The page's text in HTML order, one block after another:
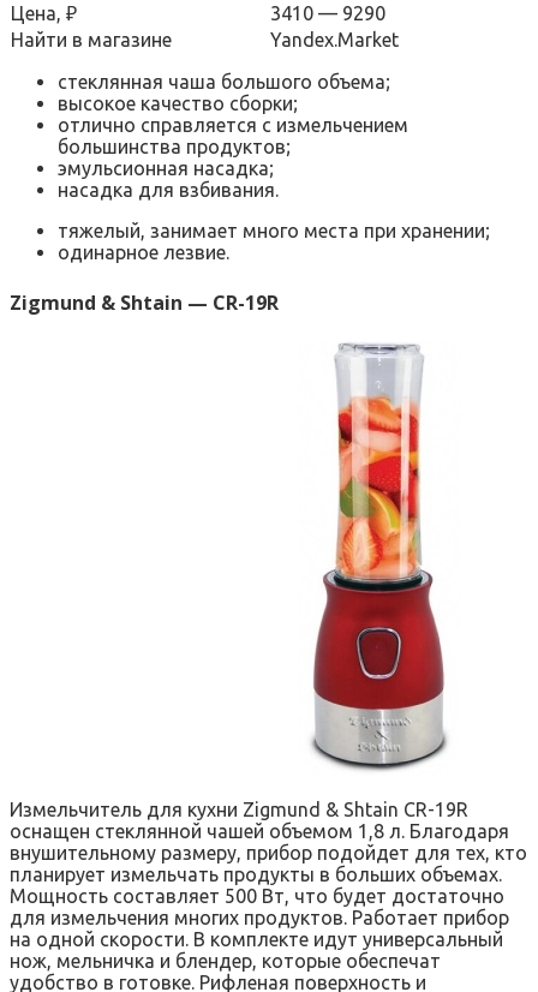
Цена, ₽
3410 — 9290
Найти в магазине
Yandex.Market
стеклянная чаша большого объема;
высокое качество сборки;
отлично справляется с измельчением
большинства продуктов;
эмульсионная насадка;
насадка для взбивания.
тяжелый, занимает много места при хранении;
одинарное лезвие.
Zigmund & Shtain — CR-19R
Измельчитель для кухни Zigmund & Shtain CR-19R
оснащен стеклянной чашей объемом 1,8 л. Благодаря
внушительному размеру, прибор подойдет для тех, кто
планирует измельчать продукты в больших объемах.
Мощность составляет 500 Вт, что будет достаточно
для измельчения многих продуктов. Работает прибор
на одной скорости. В комплекте идут универсальный
нож, мельничка и блендер, которые обеспечат
удобство в готовке. Рифленая поверхность и